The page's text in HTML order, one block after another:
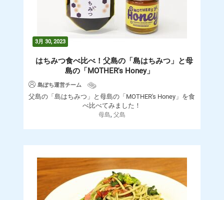
3月 30, 2023
はちみつ食べ比べ！父島の「島はちみつ」と母
島の「MOTHER's Honey」
島ぽち運営チーム
父島の「島はちみつ」と母島の「MOTHER's Honey」を食
べ比べてみました！
母島, 父島